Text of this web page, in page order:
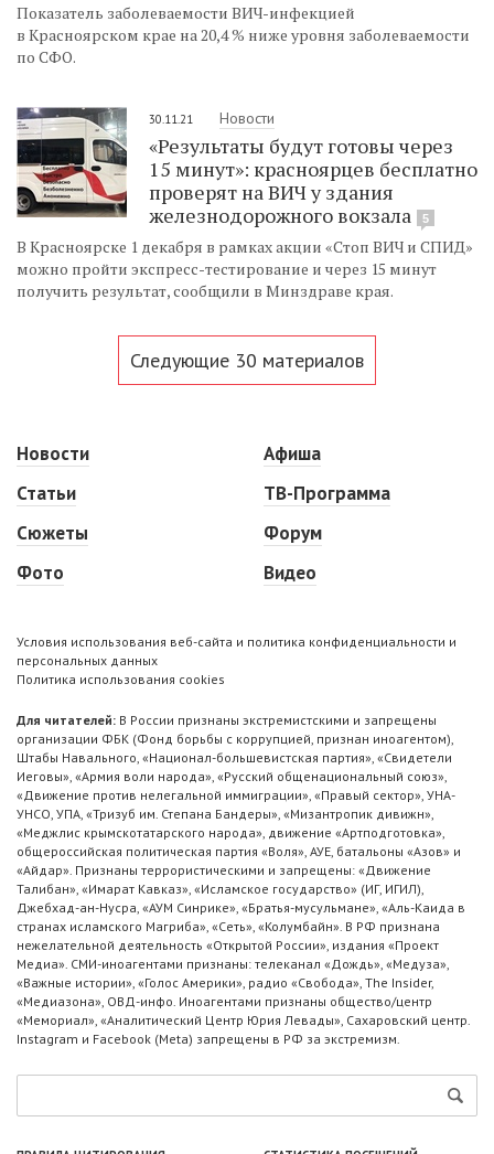
Показатель заболеваемости ВИЧ-инфекцией
в Красноярском крае на 20,4 % ниже уровня заболеваемости
по СФО.
30.11.21 Новости
«Результаты будут готовы через
15 минут»: красноярцев бесплатно
проверят на ВИЧ у здания
железнодорожного вокзала
5
В Красноярске 1 декабря в рамках акции «Стоп ВИЧ и СПИД»
можно пройти экспресс-тестирование и через 15 минут
получить результат, сообщили в Минздраве края.
Следующие 30 материалов
Новости
Статьи
Сюжеты
Фото
Афиша
ТВ-Программа
Форум
Видео
Условия использования веб-сайта и политика конфиденциальности и
персональных данных
Политика использования cookies
Для читателей: В России признаны экстремистскими и запрещены
организации ФБК (Фонд борьбы с коррупцией, признан иноагентом),
Штабы Навального, «Национал-большевистская партия», «Свидетели
Иеговы», «Армия воли народа», «Русский общенациональный союз»,
«Движение против нелегальной иммиграции», «Правый сектор», УНА-
УНСО, УПА, «Тризуб им. Степана Бандеры», «Мизантропик дивижн»,
«Меджлис крымскотатарского народа», движение «Артподготовка»,
общероссийская политическая партия «Воля», АУЕ, батальоны «Азов» и
«Айдар». Признаны террористическими и запрещены: «Движение
Талибан», «Имарат Кавказ», «Исламское государство» (ИГ, ИГИЛ),
Джебхад-ан-Нусра, «АУМ Синрике», «Братья-мусульмане», «Аль-Каида в
странах исламского Магриба», «Сеть», «Колумбайн». В РФ признана
нежелательной деятельность «Открытой России», издания «Проект
Медиа». СМИ-иноагентами признаны: телеканал «Дождь», «Медуза»,
«Важные истории», «Голос Америки», радио «Свобода», The Insider,
«Медиазона», ОВД-инфо. Иноагентами признаны общество/центр
«Мемориал», «Аналитический Центр Юрия Левады», Сахаровский центр.
Instagram и Facebook (Metа) запрещены в РФ за экстремизм.